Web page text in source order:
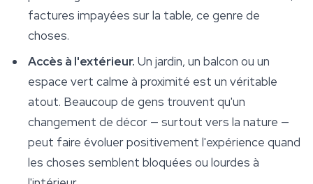
factures impayées sur la table, ce genre de
choses.
Accès à l'extérieur. Un jardin, un balcon ou un
espace vert calme à proximité est un véritable
atout. Beaucoup de gens trouvent qu'un
changement de décor — surtout vers la nature —
peut faire évoluer positivement l'expérience quand
les choses semblent bloquées ou lourdes à